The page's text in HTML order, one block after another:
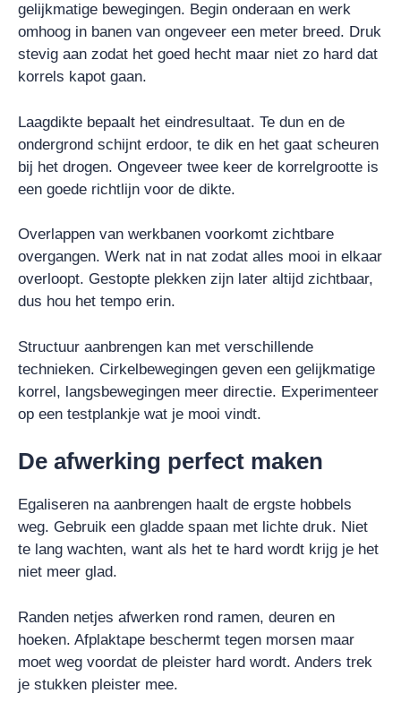
gelijkmatige bewegingen. Begin onderaan en werk
omhoog in banen van ongeveer een meter breed. Druk
stevig aan zodat het goed hecht maar niet zo hard dat
korrels kapot gaan.
Laagdikte bepaalt het eindresultaat. Te dun en de
ondergrond schijnt erdoor, te dik en het gaat scheuren
bij het drogen. Ongeveer twee keer de korrelgrootte is
een goede richtlijn voor de dikte.
Overlappen van werkbanen voorkomt zichtbare
overgangen. Werk nat in nat zodat alles mooi in elkaar
overloopt. Gestopte plekken zijn later altijd zichtbaar,
dus hou het tempo erin.
Structuur aanbrengen kan met verschillende
technieken. Cirkelbewegingen geven een gelijkmatige
korrel, langsbewegingen meer directie. Experimenteer
op een testplankje wat je mooi vindt.
De afwerking perfect maken
Egaliseren na aanbrengen haalt de ergste hobbels
weg. Gebruik een gladde spaan met lichte druk. Niet
te lang wachten, want als het te hard wordt krijg je het
niet meer glad.
Randen netjes afwerken rond ramen, deuren en
hoeken. Afplaktape beschermt tegen morsen maar
moet weg voordat de pleister hard wordt. Anders trek
je stukken pleister mee.